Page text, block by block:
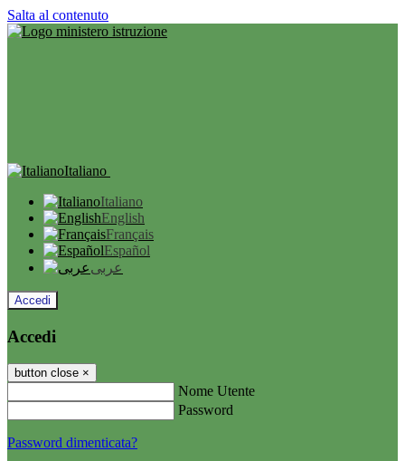
Salta al contenuto
Italiano
Italiano
English
Français
Español
عربى
Accedi
Accedi
button close ×
Nome Utente
Password
Password dimenticata?